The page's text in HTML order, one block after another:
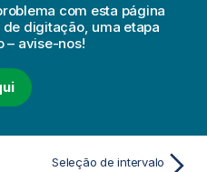
com esta página
digitação, uma etapa
– avise-nos!
Seleção de intervalo